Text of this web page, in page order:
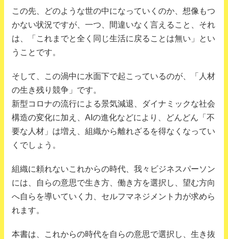
この先、どのような世の中になっていくのか、想像もつ
かない状況ですが、一つ、間違いなく言えること、それ
は、「これまでと全く同じ生活に戻ることは無い」とい
うことです。
そして、この渦中に水面下で起こっているのが、「人材
の生き残り競争」です。
新型コロナの流行による景気減退、ダイナミックな社会
構造の変化に加え、AIの進化などにより、どんどん「不
要な人材」は増え、組織から離れざるを得なくなってい
くでしょう。
組織に頼れないこれからの時代、我々ビジネスパーソン
には、自らの意思で生き方、働き方を選択し、望む方向
へ自らを導いていく力、セルフマネジメント力が求めら
れます。
本書は、これからの時代を自らの意思で選択し、生き抜